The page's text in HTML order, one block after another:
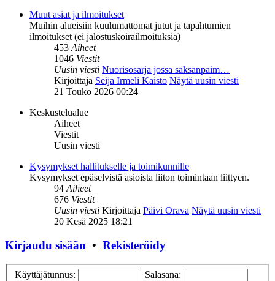
Muut asiat ja ilmoitukset
Muihin alueisiin kuulumattomat jutut ja tapahtumien
ilmoitukset (ei jalostuskoirailmoituksia)
453Aiheet
1046 Viestit
Uusin viesti Nuorisosarja jossa saksanpaim…
Kirjoittaja Seija Irmeli Kaisto Näytä uusin viesti
21 Touko 2026 00:24
Keskustelualue
Aiheet
Viestit
Uusin viesti
Kysymykset hallitukselle ja toimikunnille
Kysymykset epäselvistä asioista liiton toimintaan liittyen.
94Aiheet
676 Viestit
Uusin viesti Kirjoittaja Päivi Orava Näytä uusin viesti
20 Kesä 2025 18:21
Kirjaudu sisään • Rekisteröidy
Käyttäjätunnus: Salasana: